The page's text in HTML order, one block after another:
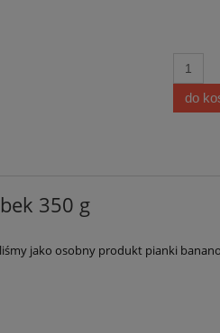
do
350 g
jako osobny produkt pianki